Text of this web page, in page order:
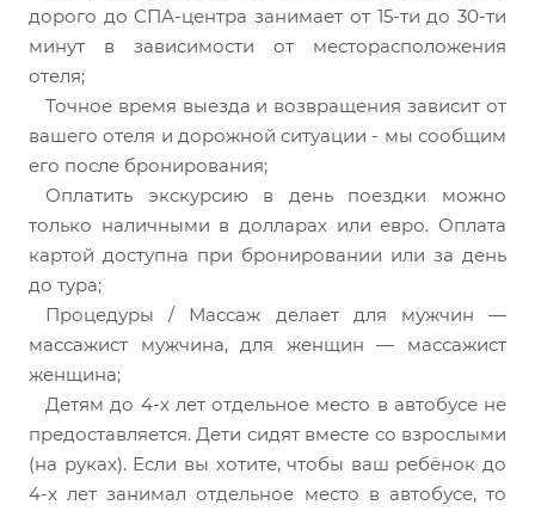
дорого до СПА-центра занимает от 15-ти до 30-ти
минут в зависимости от месторасположения
отеля;
Точное время выезда и возвращения зависит от
вашего отеля и дорожной ситуации - мы сообщим
его после бронирования;
Оплатить экскурсию в день поездки можно
только наличными в долларах или евро. Оплата
картой доступна при бронировании или за день
до тура;
Процедуры / Массаж делает для мужчин —
массажист мужчина, для женщин — массажист
женщина;
Детям до 4-х лет отдельное место в автобусе не
предоставляется. Дети сидят вместе со взрослыми
(на руках). Если вы хотите, чтобы ваш ребёнок до
4-х лет занимал отдельное место в автобусе, то